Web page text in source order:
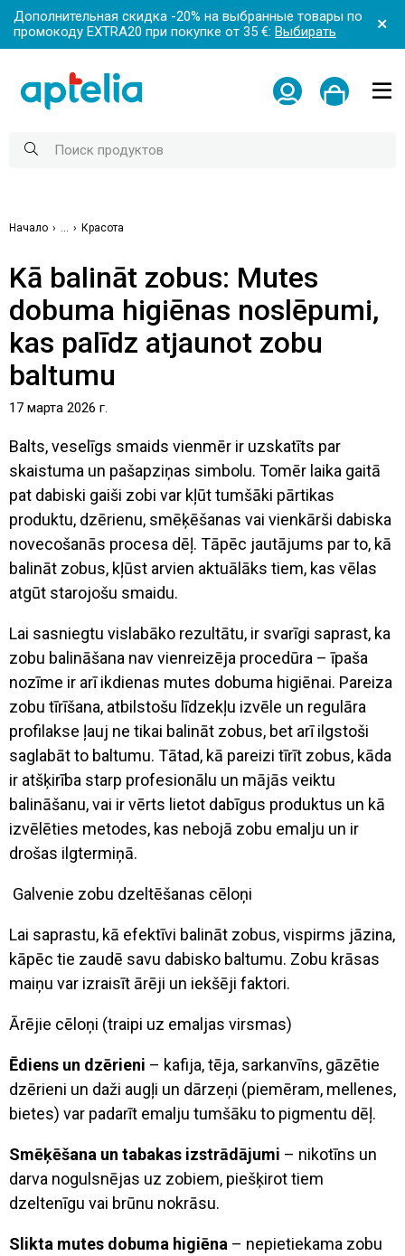
Дополнительная скидка -20% на выбранные товары по
промокоду EXTRA20 при покупке от 35 €: Выбирать
Начало Красота
Kā balināt zobus: Mutes
dobuma higiēnas noslēpumi,
kas palīdz atjaunot zobu
baltumu
17 марта 2026 г.
Balts, veselīgs smaids vienmēr ir uzskatīts par
skaistuma un pašapziņas simbolu. Tomēr laika gaitā
pat dabiski gaiši zobi var kļūt tumšāki pārtikas
produktu, dzērienu, smēķēšanas vai vienkārši dabiska
novecošanās procesa dēļ. Tāpēc jautājums par to, kā
balināt zobus, kļūst arvien aktuālāks tiem, kas vēlas
atgūt starojošu smaidu.
Lai sasniegtu vislabāko rezultātu, ir svarīgi saprast, ka
zobu balināšana nav vienreizēja procedūra – īpaša
nozīme ir arī ikdienas mutes dobuma higiēnai. Pareiza
zobu tīrīšana, atbilstošu līdzekļu izvēle un regulāra
profilakse ļauj ne tikai balināt zobus, bet arī ilgstoši
saglabāt to baltumu. Tātad, kā pareizi tīrīt zobus, kāda
ir atšķirība starp profesionālu un mājās veiktu
balināšanu, vai ir vērts lietot dabīgus produktus un kā
izvēlēties metodes, kas nebojā zobu emalju un ir
drošas ilgtermiņā.
Galvenie zobu dzeltēšanas cēloņi
Lai saprastu, kā efektīvi balināt zobus, vispirms jāzina,
kāpēc tie zaudē savu dabisko baltumu. Zobu krāsas
maiņu var izraisīt ārēji un iekšēji faktori.
Ārējie cēloņi (traipi uz emaljas virsmas)
Ēdiens un dzērieni – kafija, tēja, sarkanvīns, gāzētie
dzērieni un daži augļi un dārzeņi (piemēram, mellenes,
bietes) var padarīt emalju tumšāku to pigmentu dēļ.
Smēķēšana un tabakas izstrādājumi – nikotīns un
darva nogulsnējas uz zobiem, piešķirot tiem
dzeltenīgu vai brūnu nokrāsu.
Slikta mutes dobuma higiēna – nepietiekama zobu